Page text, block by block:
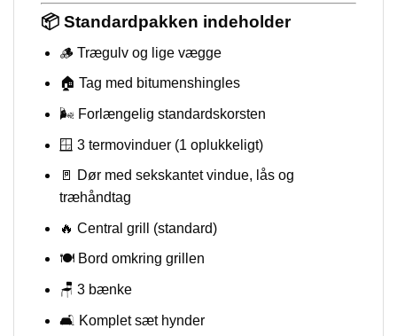
📦 Standardpakken indeholder
🪵 Trægulv og lige vægge
🏠 Tag med bitumenshingles
🌬️ Forlængelig standardskorsten
🪟 3 termovinduer (1 oplukkeligt)
🚪 Dør med sekskantet vindue, lås og
træhåndtag
🔥 Central grill (standard)
🍽️ Bord omkring grillen
🪑 3 bænke
🛋️ Komplet sæt hynder